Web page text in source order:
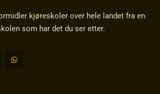
kjøreskoler over hele landet fra en
som har det du ser etter.